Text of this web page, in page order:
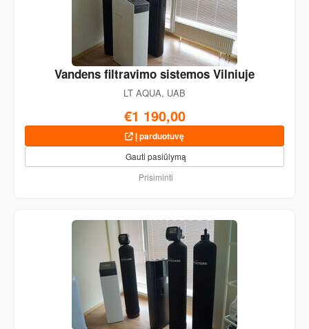
Vandens filtravimo sistemos Vilniuje
LT AQUA, UAB
€1 190,00
Į parduotuvę
Gauti pasiūlymą
Prisiminti